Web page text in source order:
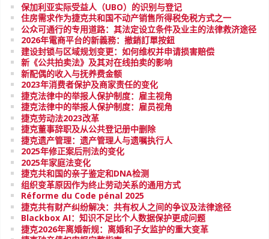
保加利亚实际受益人（UBO）的识别与登记
住房需求作为捷克共和国不动产销售所得税免税方式之一
公众可通行的专用道路：其法定设立条件及业主的法律救济途径
2026年電商平台的新義務：撤銷訂單按鈕
建设封锁与区域规划变更：如何维权并申请损害赔偿
新《公共拍卖法》及其对在线拍卖的影响
新配偶的收入与抚养费金额
2023年消费者保护及商家责任的变化
捷克法律中的举报人保护制度：雇主视角
捷克法律中的举报人保护制度：雇员视角
捷克劳动法2023改革
捷克董事辞职及从公共登记册中删除
捷克遗产管理：遗产管理人与遗嘱执行人
2025年修正案后刑法的变化
2025年家庭法变化
捷克共和国的亲子鉴定和DNA检测
组织变革原因作为终止劳动关系的通用方式
Réforme du Code pénal 2025
捷克共有财产纠纷解决：共有权人之间的争议及法律途径
Blackbox AI：知识不足比个人数据保护更成问题
捷克2026年离婚新规：离婚和子女监护的重大变革